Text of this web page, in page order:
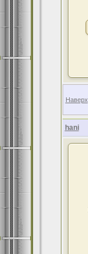
Наверх
hani